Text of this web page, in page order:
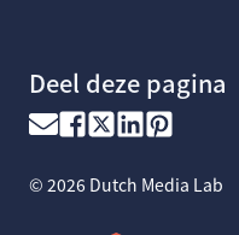
Deel deze pagina
© 2026 Dutch Media Lab